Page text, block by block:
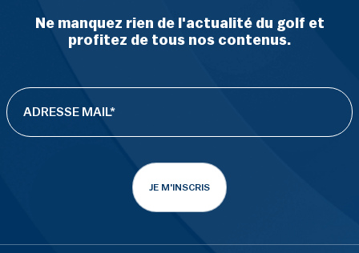
Ne manquez rien de l'actualité du golf et
profitez de tous nos contenus.
JE M'INSCRIS